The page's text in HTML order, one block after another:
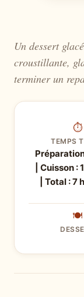
Un dessert
croustillante,
terminer un
⏱
TEMPS
| Cuisson :
| Total : 7
🍽